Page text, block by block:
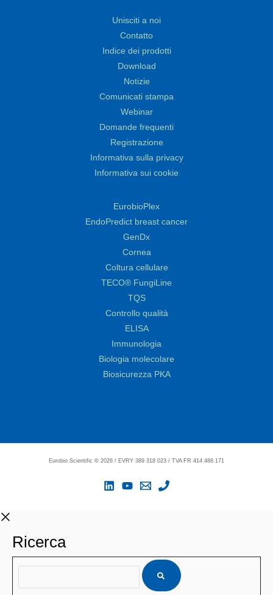
Unisciti a noi
Contatto
Indice dei prodotti
Download
Notizie
Comunicati stampa
Webinar
Domande frequenti
Registrazione
Informativa sulla privacy
Informativa sui cookie
EurobioPlex
EndoPredict breast cancer
GenDx
Cornea
Coltura cellulare
TECO® FungiLine
TQS
Controllo qualità
ELISA
Immunologia
Biologia molecolare
Biosicurezza PKA
Eurobio Scientific © 2026 / EVRY 389 318 023 / TVA FR 414 488 171
Ricerca